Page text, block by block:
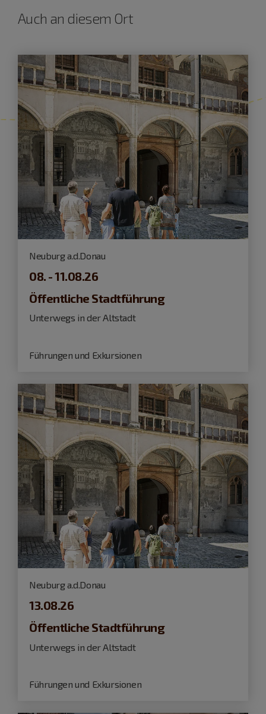
Auch an diesem Ort
Neuburg a.d.Donau
08. - 11.08.26
Öffentliche Stadtführung
Unterwegs in der Altstadt
Führungen und Exkursionen
Neuburg a.d.Donau
13.08.26
Öffentliche Stadtführung
Unterwegs in der Altstadt
Führungen und Exkursionen